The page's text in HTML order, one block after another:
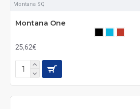
Montana SQ
Montana One
25,62€